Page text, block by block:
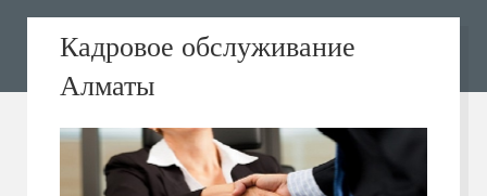
Кадровое обслуживание
Алматы